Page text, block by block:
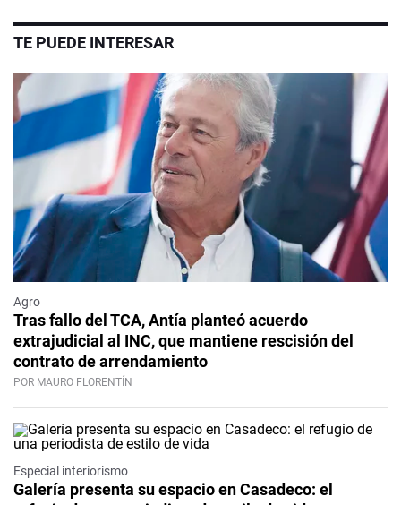
TE PUEDE INTERESAR
Agro
Tras fallo del TCA, Antía planteó acuerdo
extrajudicial al INC, que mantiene rescisión del
contrato de arrendamiento
POR MAURO FLORENTÍN
Especial interiorismo
Galería presenta su espacio en Casadeco: el